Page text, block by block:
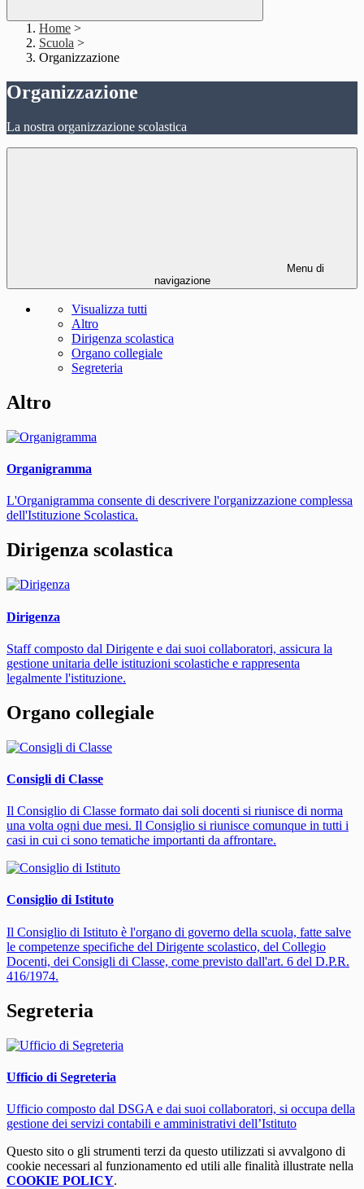
Home >
Scuola >
Organizzazione
Organizzazione
La nostra organizzazione scolastica
Menu di
navigazione
Visualizza tutti
Altro
Dirigenza scolastica
Organo collegiale
Segreteria
Altro
Organigramma
L'Organigramma consente di descrivere l'organizzazione complessa
dell'Istituzione Scolastica.
Dirigenza scolastica
Dirigenza
Staff composto dal Dirigente e dai suoi collaboratori, assicura la
gestione unitaria delle istituzioni scolastiche e rappresenta
legalmente l'istituzione.
Organo collegiale
Consigli di Classe
Il Consiglio di Classe formato dai soli docenti si riunisce di norma
una volta ogni due mesi. Il Consiglio si riunisce comunque in tutti i
casi in cui ci sono tematiche importanti da affrontare.
Consiglio di Istituto
Il Consiglio di Istituto è l'organo di governo della scuola, fatte salve
le competenze specifiche del Dirigente scolastico, del Collegio
Docenti, dei Consigli di Classe, come previsto dall'art. 6 del D.P.R.
416/1974.
Segreteria
Ufficio di Segreteria
Ufficio composto dal DSGA e dai suoi collaboratori, si occupa della
gestione dei servizi contabili e amministrativi dell’Istituto
Questo sito o gli strumenti terzi da questo utilizzati si avvalgono di
cookie necessari al funzionamento ed utili alle finalità illustrate nella
COOKIE POLICY.